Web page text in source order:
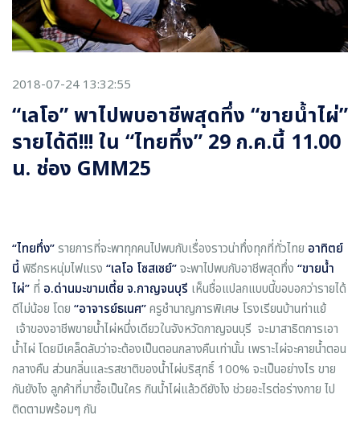
2018-07-24 13:32:55
“เลโอ” พาไปพบอาชีพสุดทึ่ง “ขายน้ำไผ่”
รายได้ดี!!! ใน “ไทยทึ่ง” 29 ก.ค.นี้ 11.00
น. ช่อง GMM25
“ไทยทึ่ง”รายการที่จะพาทุกคนไปพบกับเรื่องราวน่าทึ่งทุกที่ทั่วไทย อาทิตย์
นี้ พิธีกรหนุ่มไฟแรง “เลโอ โซสเซย์”จะพาไปพบกับอาชีพสุดทึ่ง “ขายน้ำ
ไผ่” ที่ อ.ด่านมะขามเตี้ย จ.กาญจนบุรี เห็นชื่อแปลกแบบนี้ขอบอกว่ารายได้
ดีไม่น้อย โดย “อาจารย์ธเนศ”ครูชำนาญการพิเศษ โรงเรียนบ้านท่าแย้
เจ้าของอาชีพขายน้ำไผ่หนึ่งเดียวในจังหวัดกาญจนบุรี จะมาสาธิตการเอา
น้ำไผ่ โดยมีเคล็ดลับว่าจะต้องเป็นตอนกลางคืนเท่านั้น เพราะไผ่จะคายน้ำตอน
กลางคืน ส่วนกลิ่นและรสชาติของน้ำไผ่บริสุทธิ์ 100% จะเป็นอย่างไร ขาย
กันยังไง ลูกค้าที่มาซื้อเป็นใคร กินน้ำไผ่แล้วดียังไง ช่วยอะไรต่อร่างกาย ไป
ติดตามพร้อมๆ กัน